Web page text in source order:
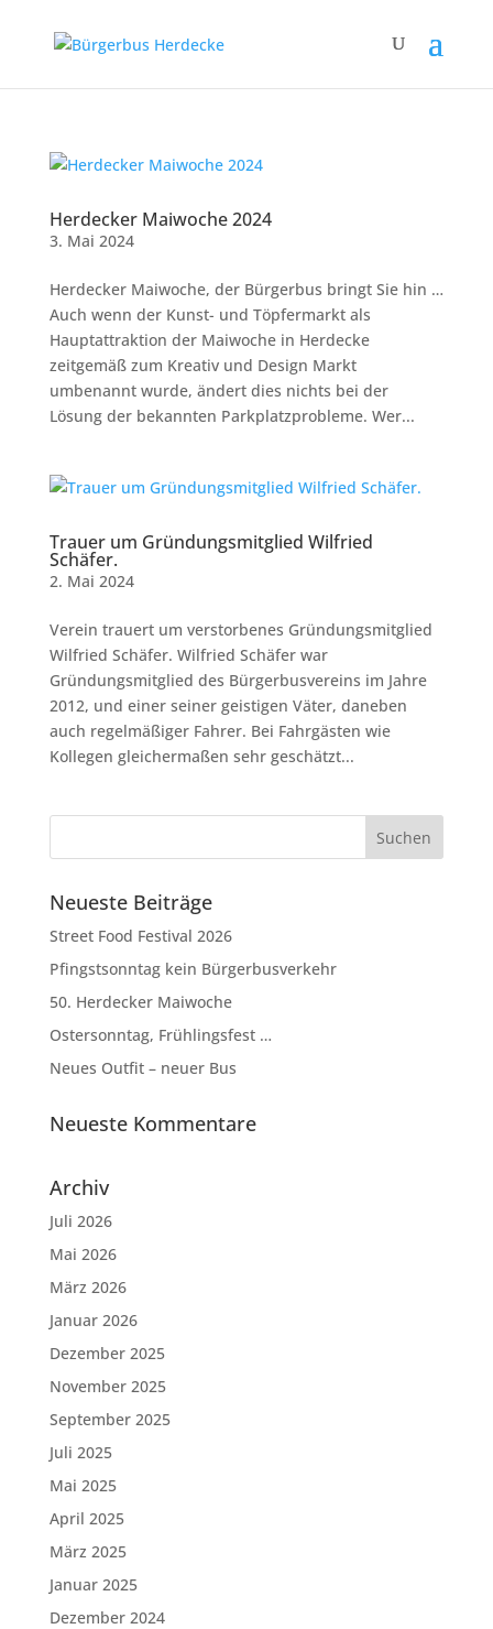
Herdecker Maiwoche 2024
3. Mai 2024
Herdecker Maiwoche, der Bürgerbus bringt Sie hin …
Auch wenn der Kunst- und Töpfermarkt als
Hauptattraktion der Maiwoche in Herdecke
zeitgemäß zum Kreativ und Design Markt
umbenannt wurde, ändert dies nichts bei der
Lösung der bekannten Parkplatzprobleme. Wer...
Trauer um Gründungsmitglied Wilfried
Schäfer.
2. Mai 2024
Verein trauert um verstorbenes Gründungsmitglied
Wilfried Schäfer. Wilfried Schäfer war
Gründungsmitglied des Bürgerbusvereins im Jahre
2012, und einer seiner geistigen Väter, daneben
auch regelmäßiger Fahrer. Bei Fahrgästen wie
Kollegen gleichermaßen sehr geschätzt...
Neueste Beiträge
Street Food Festival 2026
Pfingstsonntag kein Bürgerbusverkehr
50. Herdecker Maiwoche
Ostersonntag, Frühlingsfest …
Neues Outfit – neuer Bus
Neueste Kommentare
Archiv
Juli 2026
Mai 2026
März 2026
Januar 2026
Dezember 2025
November 2025
September 2025
Juli 2025
Mai 2025
April 2025
März 2025
Januar 2025
Dezember 2024